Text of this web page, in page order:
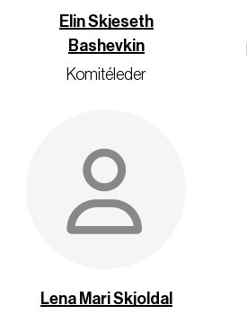
Elin Skjeseth
Bashevkin
Komitéleder
Lena Mari Skjoldal